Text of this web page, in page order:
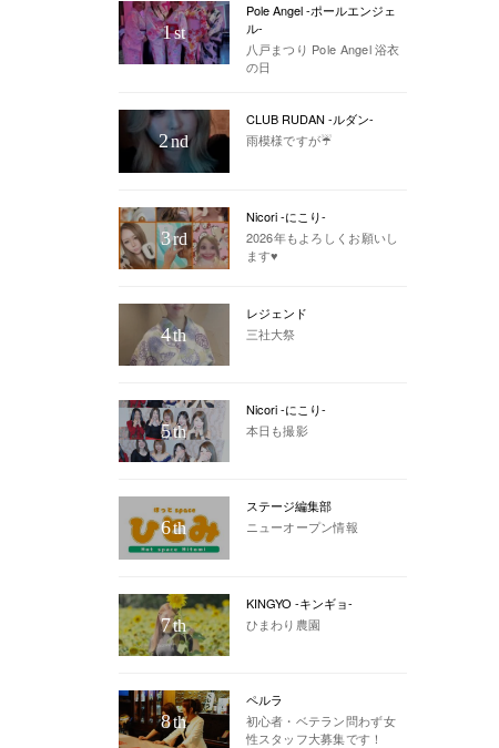
1st
Pole Angel -ポールエンジェ
ル-
八戸まつり Pole Angel 浴衣
の日
2nd
CLUB RUDAN -ルダン-
雨模様ですが☔️
3rd
Nicori -にこり-
2026年もよろしくお願いし
ます♥
4th
レジェンド
三社大祭
5th
Nicori -にこり-
本日も撮影
6th
ステージ編集部
ニューオープン情報
7th
KINGYO -キンギョ-
ひまわり農園
8th
ペルラ
初心者・ベテラン問わず女
性スタッフ大募集です！